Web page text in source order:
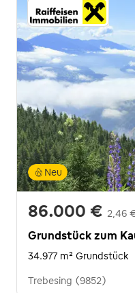
Neu
86.000 € 2,46
Grundstück zum
34.977 m² Grundstück
Trebesing (9852)